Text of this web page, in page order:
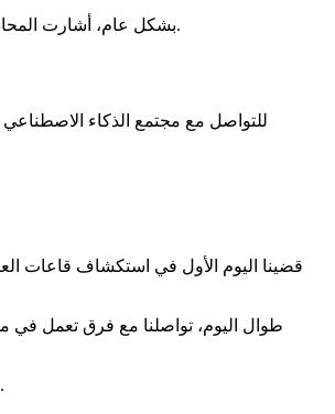
بشكل عام، أشارت المحادثات طوال الحدث إلى اتجاه واضح: أصبح الذكاء الاصطناعي مدمجاً بشكل أوثق في العمليات الصناعية، مع تركيز أقوى على الموثوقية والكفاءة والاستخدام الواقعي.
قضينا اليوم الأول في استكشاف قاعات
طوال اليوم، تواصلنا مع فرق تعمل في
كان من المثير للاهتمام أيضاً رؤية كيفية دمج شركات مختلفة للذكاء الاصطناعي في سير العمل الحالي، مع تركيز قوي على الموثوقية والأداء في الإعدادات الواقعية.